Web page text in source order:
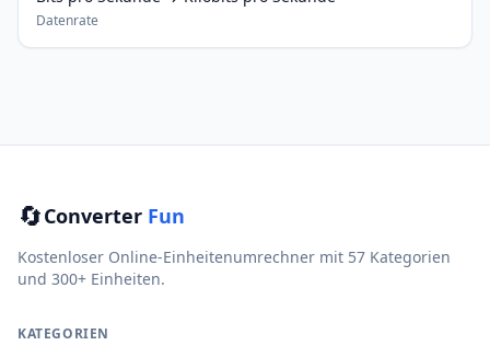
Datenrate
🔄Converter Fun
Kostenloser Online-Einheitenumrechner mit 57 Kategorien
und 300+ Einheiten.
KATEGORIEN